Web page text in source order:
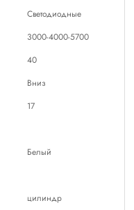
Светодиодные
3000-4000-5700
40
Вниз
17
Белый
цилиндр